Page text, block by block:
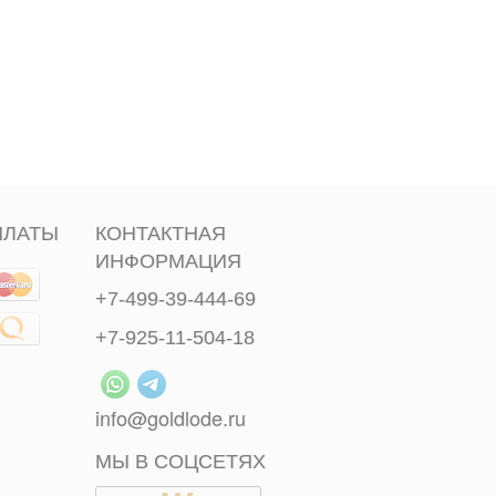
КОНТАКТНАЯ
ИНФОРМАЦИЯ
+7-499-39-444-69
+7-925-11-504-18
info@goldlode.ru
МЫ В СОЦСЕТЯХ